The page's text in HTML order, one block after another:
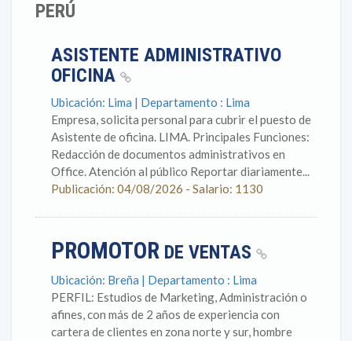
PERÚ
ASISTENTE ADMINISTRATIVO
OFICINA
Ubicación: Lima | Departamento : Lima
Empresa, solicita personal para cubrir el puesto de
Asistente de oficina. LIMA. Principales Funciones:
Redacción de documentos administrativos en
Office. Atención al público Reportar diariamente...
Publicación: 04/08/2026 - Salario: 1130
PROMOTOR DE VENTAS
Ubicación: Breña | Departamento : Lima
PERFIL: Estudios de Marketing, Administración o
afines, con más de 2 años de experiencia con
cartera de clientes en zona norte y sur, hombre